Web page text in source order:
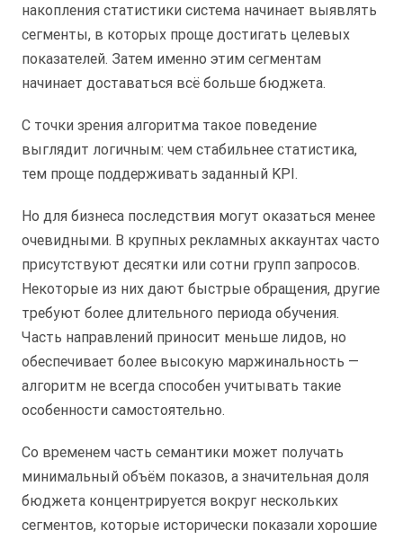
накопления статистики система начинает выявлять
сегменты, в которых проще достигать целевых
показателей. Затем именно этим сегментам
начинает доставаться всё больше бюджета.
С точки зрения алгоритма такое поведение
выглядит логичным: чем стабильнее статистика,
тем проще поддерживать заданный KPI.
Но для бизнеса последствия могут оказаться менее
очевидными. В крупных рекламных аккаунтах часто
присутствуют десятки или сотни групп запросов.
Некоторые из них дают быстрые обращения, другие
требуют более длительного периода обучения.
Часть направлений приносит меньше лидов, но
обеспечивает более высокую маржинальность —
алгоритм не всегда способен учитывать такие
особенности самостоятельно.
Со временем часть семантики может получать
минимальный объём показов, а значительная доля
бюджета концентрируется вокруг нескольких
сегментов, которые исторически показали хорошие